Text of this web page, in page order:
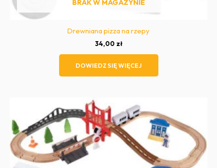
BRAK W MAGAZYNIE
Drewniana pizza na rzepy
34,00 zł
DOWIEDZ SIĘ WIĘCEJ